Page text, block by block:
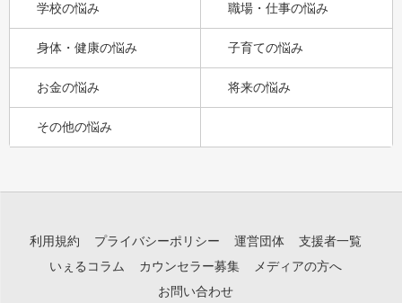
学校の悩み 職場・仕事の悩み
身体・健康の悩み 子育ての悩み
お金の悩み 将来の悩み
その他の悩み
利用規約 プライバシーポリシー 運営団体
支援者一覧
いぇるコラム
カウンセラー募集
メディアの方へ
お問い合わせ